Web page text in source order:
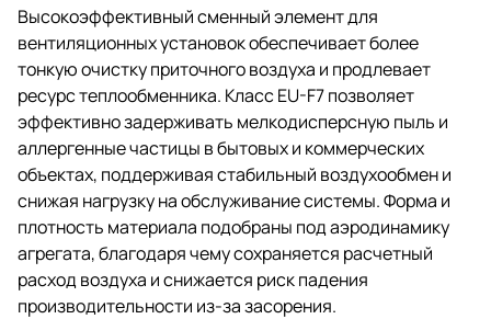
Высокоэффективный сменный элемент для
вентиляционных установок обеспечивает более
тонкую очистку приточного воздуха и продлевает
ресурс теплообменника. Класс EU-F7 позволяет
эффективно задерживать мелкодисперсную пыль и
аллергенные частицы в бытовых и коммерческих
объектах, поддерживая стабильный воздухообмен и
снижая нагрузку на обслуживание системы. Форма и
плотность материала подобраны под аэродинамику
агрегата, благодаря чему сохраняется расчетный
расход воздуха и снижается риск падения
производительности из-за засорения.